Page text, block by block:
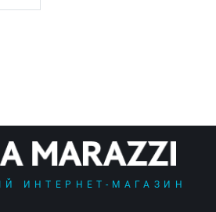
ИНТЕРНЕТ-МАГАЗИН